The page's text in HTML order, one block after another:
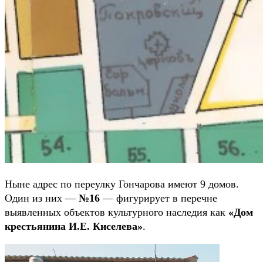
Ныне адрес по переулку Гончарова имеют 9 домов.
Один из них — №16 — фигурирует в перечне
выявленных объектов культурного наследия как «Дом
крестьянина И.Е. Киселева».